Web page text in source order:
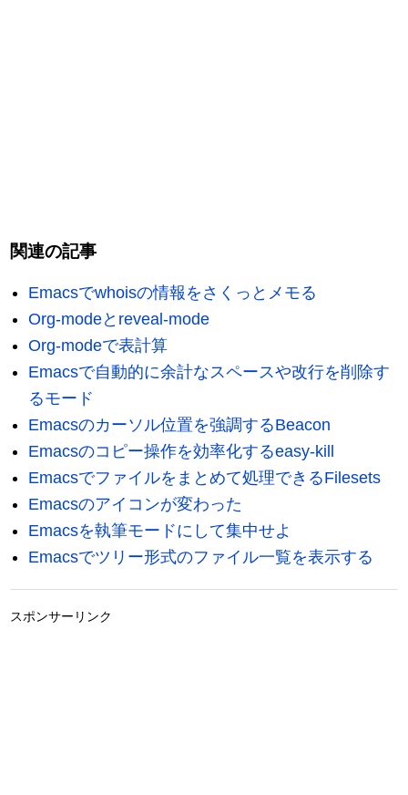
関連の記事
Emacsでwhoisの情報をさくっとメモる
Org-modeとreveal-mode
Org-modeで表計算
Emacsで自動的に余計なスペースや改行を削除す
るモード
Emacsのカーソル位置を強調するBeacon
Emacsのコピー操作を効率化するeasy-kill
Emacsでファイルをまとめて処理できるFilesets
Emacsのアイコンが変わった
Emacsを執筆モードにして集中せよ
Emacsでツリー形式のファイル一覧を表示する
スポンサーリンク